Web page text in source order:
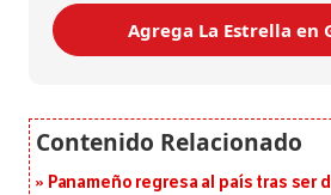
Agrega La Estrella en
Panameño regresa al país tras ser